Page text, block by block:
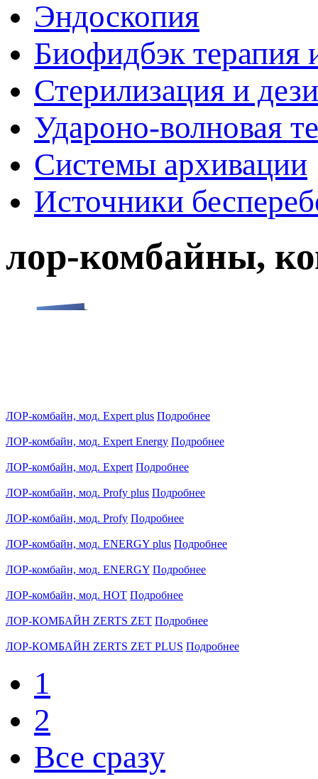
Эндоскопия
Биофидбэк терапия
Стерилизация и
Удароно-волновая
Системы архивации
Источники
лор-комбайны,
ЛОР-комбайн, мод. Expert plus Подробнее
ЛОР-комбайн, мод. Expert Energy Подробнее
ЛОР-комбайн, мод. Expert Подробнее
ЛОР-комбайн, мод. Profy plus Подробнее
ЛОР-комбайн, мод. Profy Подробнее
ЛОР-комбайн, мод. ENERGY plus Подробнее
ЛОР-комбайн, мод. ENERGY Подробнее
ЛОР-комбайн, мод. HOT Подробнее
ЛОР-КОМБАЙН ZERTS ZET Подробнее
ЛОР-КОМБАЙН ZERTS ZET PLUS Подробнее
1
2
Все сразу